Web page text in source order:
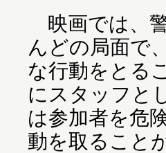
映画では、
んどの局面で
な行動をとる
にスタッフと
は参加者を危
動を取ること